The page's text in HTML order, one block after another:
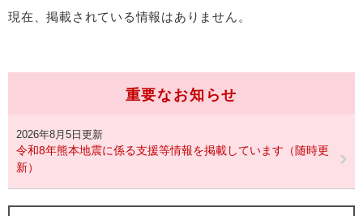
現在、掲載されている情報はありません。
重要なお知らせ
2026年8月5日更新
令和8年熊本地震に係る支援等情報を掲載しています（随時更
新）